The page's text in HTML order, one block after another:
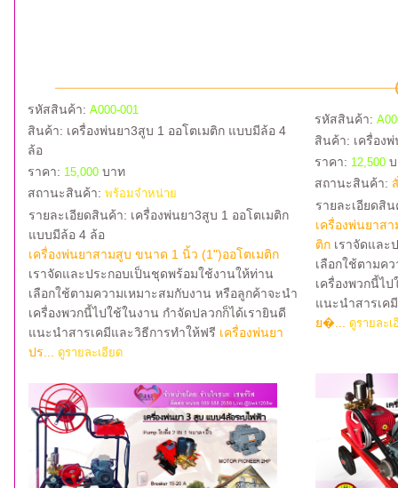
รหัสสินค้า: A000-001
สินค้า: เครื่องพ่นยา3สูบ 1 ออโตเมติก แบบมีล้อ 4
ล้อ
ราคา: 15,000 บาท
สถานะสินค้า: พร้อมจำหน่าย
รายละเอียดสินค้า: เครื่องพ่นยา3สูบ 1 ออโตเมติก
แบบมีล้อ 4 ล้อ
เครื่องพ่นยาสามสูบ ขนาด 1 นิ้ว (1")ออโตเมติก
เราจัดและประกอบเป็นชุดพร้อมใช้งานให้ท่าน
เลือกใช้ตามความเหมาะสมกับงาน หรือลูกค้าจะนำ
เครื่องพวกนี้ไปใช้ในงาน กำจัดปลวกก็ได้เรายินดี
แนะนำสารเคมีและวิธีการทำให้ฟรี เครื่องพ่นยา
ปร... ดูรายละเอียด
รหัสสินค้า:
สินค้า: เครื่อง
ราคา: 12,500
สถานะสินค้า:
รายละเอียดสิ
เครื่องพ่นยาส
ติก เราจัดและ
เลือกใช้ตามค
เครื่องพวกนี้ไ
แนะนำสารเค
ย�... ดูรายละเ